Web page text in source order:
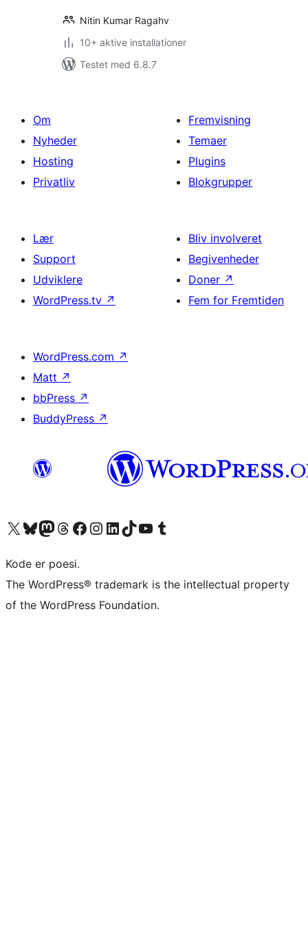
Nitin Kumar Ragahv
10+ aktive installationer
Testet med 6.8.7
Om
Nyheder
Hosting
Privatliv
Fremvisning
Temaer
Plugins
Blokgrupper
Lær
Support
Udviklere
WordPress.tv ↗
Bliv involveret
Begivenheder
Doner ↗
Fem for Fremtiden
WordPress.com ↗
Matt ↗
bbPress ↗
BuddyPress ↗
Besøg vores X (tidligere Twitter) konto
Besøg vores Bluesky-konto
Besøg vores Mastodon konto
Besøg vores Threads-konto
Besøg vores Facebook sideBesøg vores Instagram konto
Besøg vores LinkedIn konto
Besøg vores TikTok-konto
Besøg vores YouTube-kanalBesøg vores Tumblr-konto
Kode er poesi.
The WordPress® trademark is the intellectual property
of the WordPress Foundation.